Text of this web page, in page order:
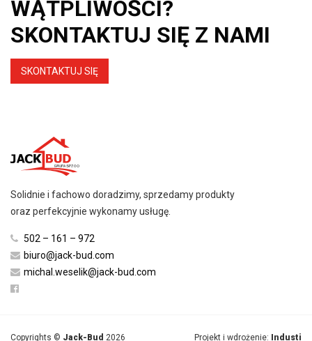
WĄTPLIWOŚCI?
SKONTAKTUJ SIĘ Z NAMI
SKONTAKTUJ SIĘ
Solidnie i fachowo doradzimy, sprzedamy produkty
oraz perfekcyjnie wykonamy usługę.
502 – 161 – 972
biuro@jack-bud.com
michal.weselik@jack-bud.com
Copyrights © Jack-Bud 2026 Projekt i wdrożenie: Industi